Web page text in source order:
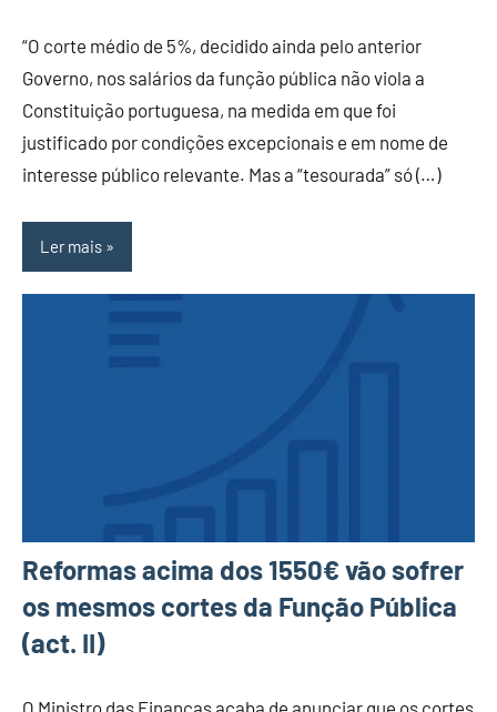
“O corte médio de 5%, decidido ainda pelo anterior
Governo, nos salários da função pública não viola a
Constituição portuguesa, na medida em que foi
justificado por condições excepcionais e em nome de
interesse público relevante. Mas a “tesourada” só (…)
Ler mais
Reformas acima dos 1550€ vão sofrer
os mesmos cortes da Função Pública
(act. II)